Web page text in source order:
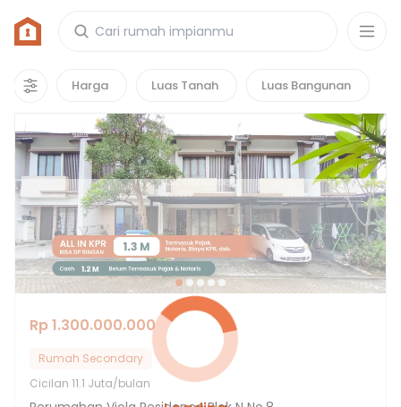
Harga Luas Tanah Luas Bangunan
Rumah di Pakujaya, Tangerang Selatan
44properti
Hot Deals
Rp 1.300.000.000
Rumah Secondary
Cicilan 11.1 Juta/bulan